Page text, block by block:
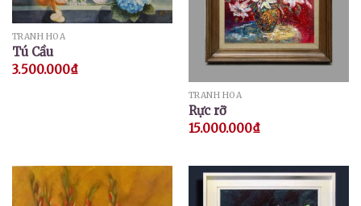
TRANH HOA
Tú Cầu
3.500.000₫
TRANH HOA
Rực rỡ
15.000.000₫